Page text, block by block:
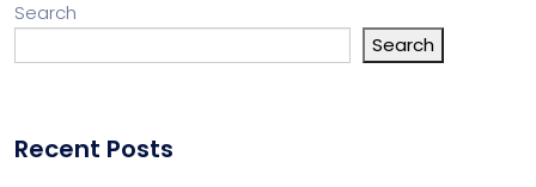
Search
Search
Recent Posts